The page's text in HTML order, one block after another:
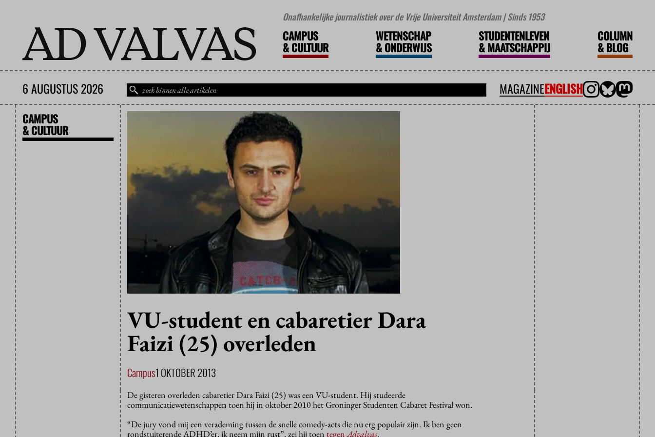
Onafhankelijke journalistiek over de Vrije Universiteit Amsterdam | Sinds 1953
CAMPUS
&CULTUUR
WETENSCHAP
&ONDERWIJS
STUDENTENLEVEN
&MAATSCHAPPIJ
COLUMN
&BLOG
6 AUGUSTUS 2026 MAGAZINEENGLISH
CAMPUS
& CULTUUR
VU-student en cabaretier Dara
Faizi (25) overleden
Campus1 OKTOBER 2013
De gisteren overleden cabaretier Dara Faizi (25) was een VU-student. Hij studeerde
communicatiewetenschappen toen hij in oktober 2010 het Groninger Studenten Cabaret Festival won.
“De jury vond mij een verademing tussen de snelle comedy-acts die nu erg populair zijn. Ik ben geen
rondstuiterende ADHD’er, ik neem mijn rust”, zei hij toen tegenAdvalvas.